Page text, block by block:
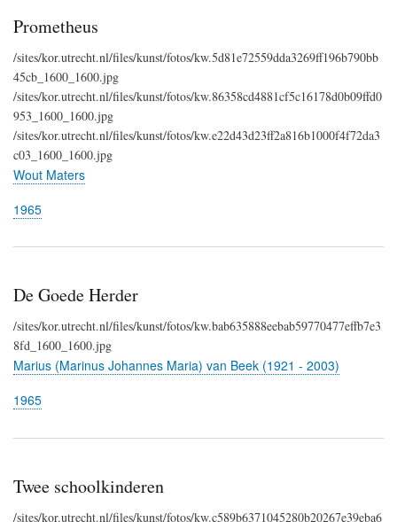
Prometheus
/sites/kor.utrecht.nl/files/kunst/fotos/kw.5d81e72559dda3269ff196b790bb
45cb_1600_1600.jpg
/sites/kor.utrecht.nl/files/kunst/fotos/kw.86358cd4881cf5c16178d0b09ffd0
953_1600_1600.jpg
/sites/kor.utrecht.nl/files/kunst/fotos/kw.e22d43d23ff2a816b1000f4f72da3
c03_1600_1600.jpg
Wout Maters
1965
De Goede Herder
/sites/kor.utrecht.nl/files/kunst/fotos/kw.bab635888eebab59770477effb7e3
8fd_1600_1600.jpg
Marius (Marinus Johannes Maria) van Beek (1921 - 2003)
1965
Twee schoolkinderen
/sites/kor.utrecht.nl/files/kunst/fotos/kw.c589b6371045280b20267e39eba6